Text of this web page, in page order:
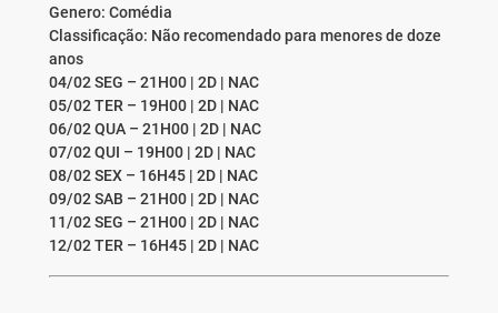
Genero: Comédia
Classificação: Não recomendado para menores de doze
anos
04/02 SEG – 21H00 | 2D | NAC
05/02 TER – 19H00 | 2D | NAC
06/02 QUA – 21H00 | 2D | NAC
07/02 QUI – 19H00 | 2D | NAC
08/02 SEX – 16H45 | 2D | NAC
09/02 SAB – 21H00 | 2D | NAC
11/02 SEG – 21H00 | 2D | NAC
12/02 TER – 16H45 | 2D | NAC